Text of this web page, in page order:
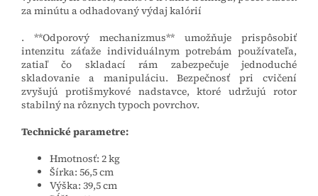
za minútu a odhadovaný výdaj kalórií
. **Odporový mechanizmus** umožňuje prispôsobiť
intenzitu záťaže individuálnym potrebám používateľa,
zatiaľ čo skladací rám zabezpečuje jednoduché
skladovanie a manipuláciu. Bezpečnosť pri cvičení
zvyšujú protišmykové nadstavce, ktoré udržujú rotor
stabilný na rôznych typoch povrchov.
Technické parametre:
Hmotnosť: 2 kg
Šírka: 56,5 cm
Výška: 39,5 cm